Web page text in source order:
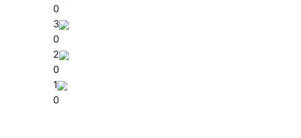
0
3
0
2
0
1
0